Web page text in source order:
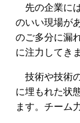
先の企業に
のいい現場が
のご多分に漏
に注力してき
技術や技術
に埋もれた状
ます。チーム